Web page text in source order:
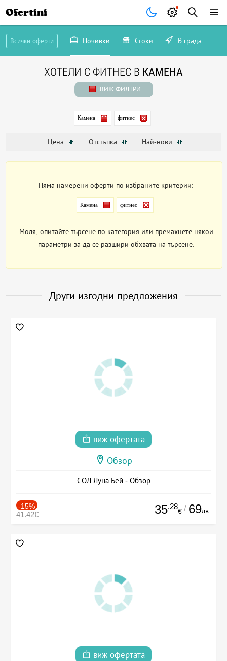
Ofertini
Всички оферти Почивки Стоки В града
ХОТЕЛИ С ФИТНЕС В КАМЕНА
ВИЖ ФИЛТРИ
Камена фитнес
Цена Отстъпка Най-нови
Няма намерени оферти по избраните критерии:
Камена фитнес
Моля, опитайте търсене по категория или премахнете някои
параметри за да се разшири обхвата на търсене.
Други изгодни предложения
виж офертата
Обзор
СОЛ Луна Бей - Обзор
-15%
41.42€ 35.28
€ / 69лв.
виж офертата